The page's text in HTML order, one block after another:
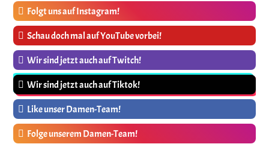
Folgt uns auf Instagram!
Schau doch mal auf YouTube vorbei!
Wir sind jetzt auch auf Twitch!
Wir sind jetzt auch auf Tiktok!
Like unser Damen-Team!
Folge unserem Damen-Team!